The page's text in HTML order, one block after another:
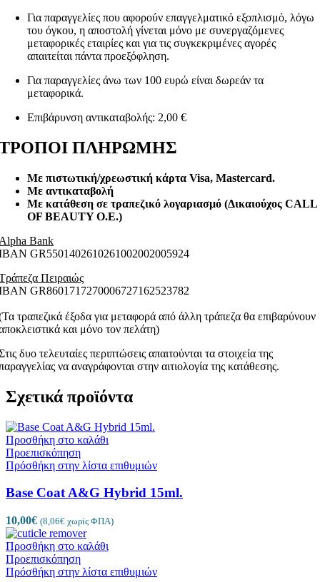
Για παραγγελίες που αφορούν επαγγελματικό εξοπλισμό, λόγω
του όγκου, η αποστολή γίνεται μόνο με συνεργαζόμενες
μεταφορικές εταιρίες και για τις συγκεκριμένες αγορές
απαιτείται πάντα προεξόφληση.
Για παραγγελίες άνω των 100 ευρώ είναι δωρεάν τα
μεταφορικά.
Επιβάρυνση αντικαταβολής: 2,00 €
ΠΛΗΡΩΜΗΣ
Με πιστωτική/χρεωστική κάρτα Visa, Mastercard.
Με αντικαταβολή
Με κατάθεση σε τραπεζικό λογαριασμό (Δικαιούχος CALL
OF BEAUTY O.E.)
Bank
GR5501402610261002002005924
Πειραιώς
GR8601717270006727162523782
τραπεζικά έξοδα για μεταφορά από άλλη τράπεζα θα επιβαρύνουν
και μόνο τον πελάτη)
δυο τελευταίες περιπτώσεις απαιτούνται τα στοιχεία της
να αναγράφονται στην αιτιολογία της κατάθεσης.
Σχετικά προϊόντα
Προσθήκη στο καλάθι
Προεπισκόπηση
Πρόσθήκη στην λίστα επιθυμιών
Base Coat A&G Hybrid 15ml.
10,00€ (8,06€ χωρίς ΦΠΑ)
Προσθήκη στο καλάθι
Προεπισκόπηση
Πρόσθήκη στην λίστα επιθυμιών